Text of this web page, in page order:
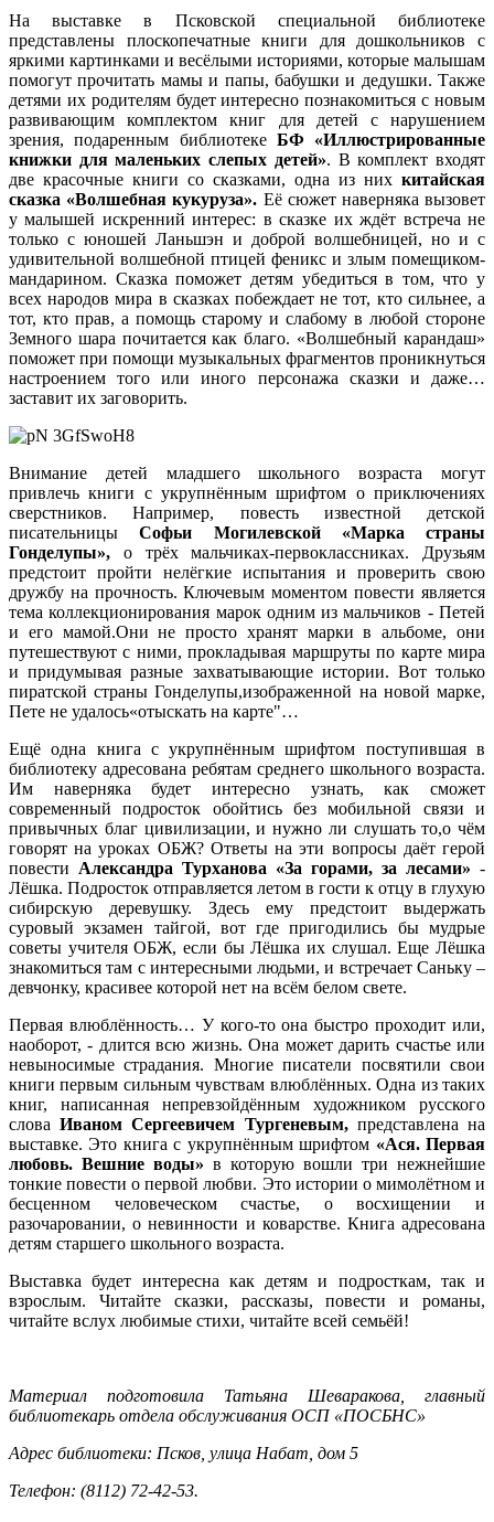
На выставке в Псковской специальной библиотеке
представлены плоскопечатные книги для дошкольников с
яркими картинками и весёлыми историями, которые малышам
помогут прочитать мамы и папы, бабушки и дедушки. Также
детями их родителям будет интересно познакомиться с новым
развивающим комплектом книг для детей с нарушением
зрения, подаренным библиотеке БФ «Иллюстрированные
книжки для маленьких слепых детей». В комплект входят
две красочные книги со сказками, одна из них китайская
сказка «Волшебная кукуруза». Её сюжет наверняка вызовет
у малышей искренний интерес: в сказке их ждёт встреча не
только с юношей Ланьшэн и доброй волшебницей, но и с
удивительной волшебной птицей феникс и злым помещиком-
мандарином. Сказка поможет детям убедиться в том, что у
всех народов мира в сказках побеждает не тот, кто сильнее, а
тот, кто прав, а помощь старому и слабому в любой стороне
Земного шара почитается как благо. «Волшебный карандаш»
поможет при помощи музыкальных фрагментов проникнуться
настроением того или иного персонажа сказки и даже…
заставит их заговорить.
Внимание детей младшего школьного возраста могут
привлечь книги с укрупнённым шрифтом о приключениях
сверстников. Например, повесть известной детской
писательницыСофьи Могилевской «Марка страны
Гонделупы», о трёх мальчиках-первоклассниках. Друзьям
предстоит пройти нелёгкие испытания и проверить свою
дружбу на прочность. Ключевым моментом повести является
тема коллекционирования марок одним из мальчиков - Петей
и его мамой.Они не просто хранят марки в альбоме, они
путешествуют с ними, прокладывая маршруты по карте мира
и придумывая разные захватывающие истории. Вот только
пиратской страны Гонделупы,изображенной на новой марке,
Пете не удалось«отыскать на карте"…
Ещё одна книга с укрупнённым шрифтом поступившая в
библиотеку адресована ребятам среднего школьного возраста.
Им наверняка будет интересно узнать, как сможет
современный подросток обойтись без мобильной связи и
привычных благ цивилизации, и нужно ли слушать то,о чём
говорят на уроках ОБЖ? Ответы на эти вопросы даёт герой
повести Александра Турханова «За горами, за лесами» -
Лёшка. Подросток отправляется летом в гости к отцу в глухую
сибирскую деревушку. Здесь ему предстоит выдержать
суровый экзамен тайгой, вот где пригодились бы мудрые
советы учителя ОБЖ, если бы Лёшка их слушал. Еще Лёшка
знакомиться там с интересными людьми, и встречает Саньку –
девчонку, красивее которой нет на всём белом свете.
Первая влюблённость… У кого-то она быстро проходит или,
наоборот, - длится всю жизнь. Она может дарить счастье или
невыносимые страдания. Многие писатели посвятили свои
книги первым сильным чувствам влюблённых. Одна из таких
книг, написанная непревзойдённым художником русского
словаИваном Сергеевичем Тургеневым,представлена на
выставке. Это книга с укрупнённым шрифтом «Ася. Первая
любовь. Вешние воды» в которую вошли три нежнейшие
тонкие повести о первой любви. Это истории о мимолётном и
бесценном человеческом счастье, о восхищении и
разочаровании, о невинности и коварстве. Книга адресована
детям старшего школьного возраста.
Выставка будет интересна как детям и подросткам, так и
взрослым. Читайте сказки, рассказы, повести и романы,
читайте вслух любимые стихи, читайте всей семьёй!
Материал подготовила Татьяна Шеваракова, главный
библиотекарь отдела обслуживания ОСП «ПОСБНС»
Адрес библиотеки: Псков, улица Набат, дом 5
Телефон: (8112) 72-42-53.